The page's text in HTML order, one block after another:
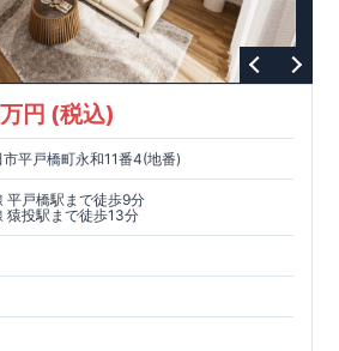
円 (税込)
平戸橋町永和11番4(地番)
平戸橋駅まで徒歩9分
猿投駅まで徒歩13分